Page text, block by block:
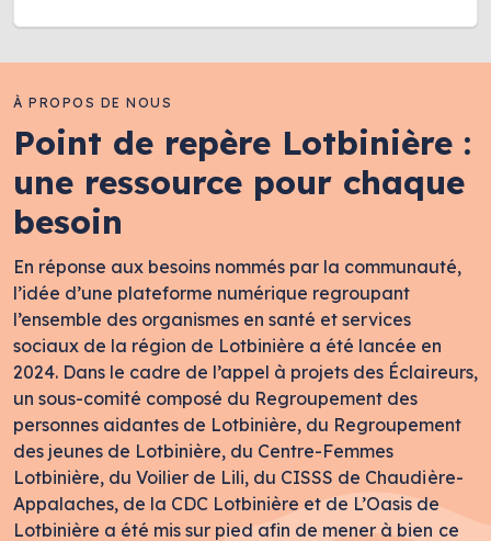
À PROPOS DE NOUS
Point de repère Lotbinière :
une ressource pour chaque
besoin
En réponse aux besoins nommés par la communauté,
l’idée d’une plateforme numérique regroupant
l’ensemble des organismes en santé et services
sociaux de la région de Lotbinière a été lancée en
2024. Dans le cadre de l’appel à projets des Éclaireurs,
un sous-comité composé du Regroupement des
personnes aidantes de Lotbinière, du Regroupement
des jeunes de Lotbinière, du Centre-Femmes
Lotbinière, du Voilier de Lili, du CISSS de Chaudière-
Appalaches, de la CDC Lotbinière et de L’Oasis de
Lotbinière a été mis sur pied afin de mener à bien ce